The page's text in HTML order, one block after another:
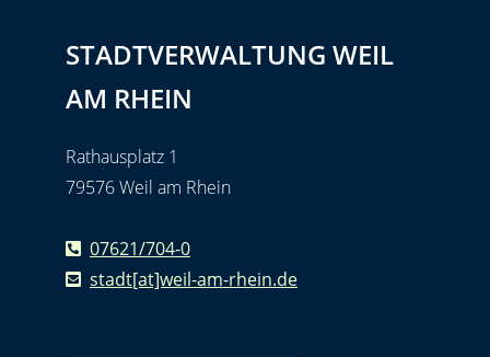
STADTVERWALTUNG WEIL
AM RHEIN
Rathausplatz 1
79576 Weil am Rhein
07621/704-0
stadt[at]weil-am-rhein.de